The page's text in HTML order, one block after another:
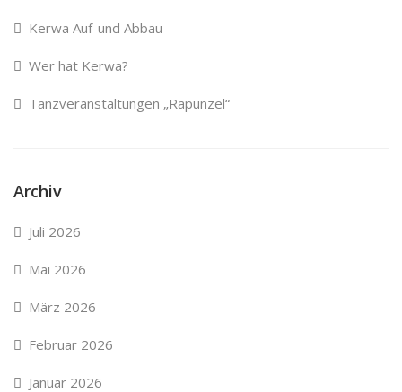
Kerwa Auf-und Abbau
Wer hat Kerwa?
Tanzveranstaltungen „Rapunzel“
Archiv
Juli 2026
Mai 2026
März 2026
Februar 2026
Januar 2026